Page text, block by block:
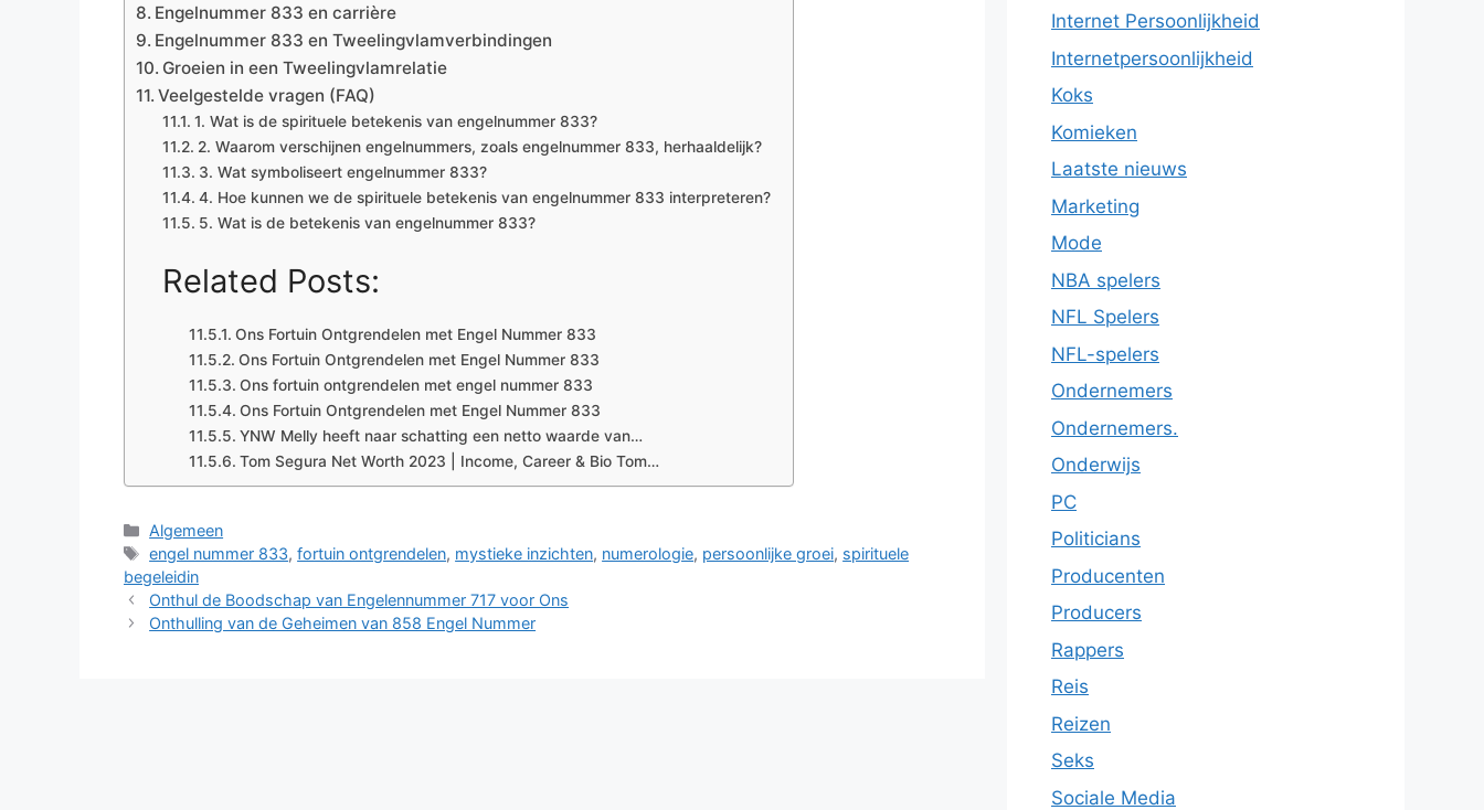
Engelnummer 833 en carrière
Engelnummer 833 en Tweelingvlamverbindingen
Groeien in een Tweelingvlamrelatie
Veelgestelde vragen (FAQ)
1. Wat is de spirituele betekenis van engelnummer 833?
2. Waarom verschijnen engelnummers, zoals engelnummer 833, herhaaldelijk?
3. Wat symboliseert engelnummer 833?
4. Hoe kunnen we de spirituele betekenis van engelnummer 833 interpreteren?
5. Wat is de betekenis van engelnummer 833?
Related Posts:
Ons Fortuin Ontgrendelen met Engel Nummer 833
Ons Fortuin Ontgrendelen met Engel Nummer 833
Ons fortuin ontgrendelen met engel nummer 833
Ons Fortuin Ontgrendelen met Engel Nummer 833
YNW Melly heeft naar schatting een netto waarde van…
Tom Segura Net Worth 2023 | Income, Career & Bio Tom…
Categories
Algemeen
Tags
engel nummer 833,fortuin ontgrendelen, mystieke inzichten, numerologie, persoonlijke groei, spirituele
begeleidin
Onthul de Boodschap van Engelennummer 717 voor Ons
Onthulling van de Geheimen van 858 Engel Nummer
Internet Persoonlijkheid
Internetpersoonlijkheid
Koks
Komieken
Laatste nieuws
Marketing
Mode
NBA spelers
NFL Spelers
NFL-spelers
Ondernemers
Ondernemers.
Onderwijs
PC
Politicians
Producenten
Producers
Rappers
Reis
Reizen
Seks
Sociale Media